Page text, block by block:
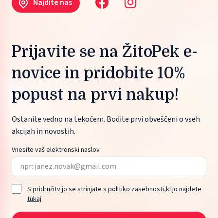
Najdite nas
Prijavite se na ŽitoPek e-
novice in pridobite 10%
popust na prvi nakup!
Ostanite vedno na tekočem. Bodite prvi obveščeni o vseh
akcijah in novostih.
Vnesite vaš elektronski naslov
S pridružitvijo se strinjate s politiko zasebnosti,ki jo najdete
tukaj